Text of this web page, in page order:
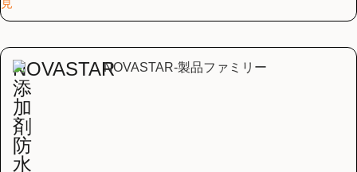
見
NOVASTAR
添
加
剤
防
水